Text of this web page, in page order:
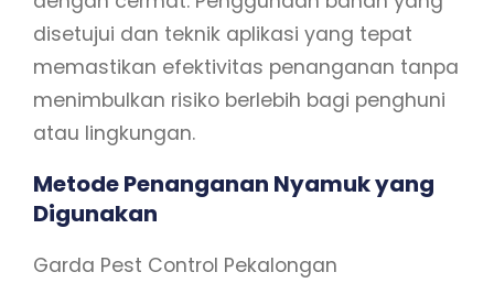
disetujui dan teknik aplikasi yang tepat
memastikan efektivitas penanganan tanpa
menimbulkan risiko berlebih bagi penghuni
atau lingkungan.
Metode Penanganan Nyamuk yang
Digunakan
Garda Pest Control Pekalongan